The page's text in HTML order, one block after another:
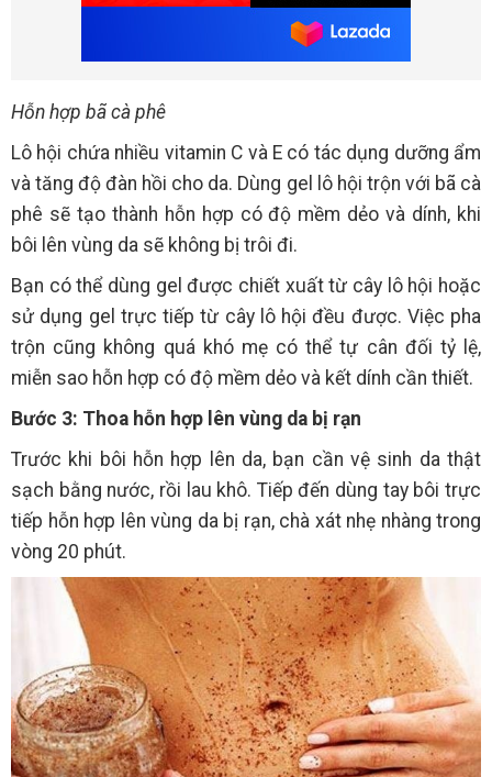
Hỗn hợp bã cà phê
Lô hội chứa nhiều vitamin C và E có tác dụng dưỡng ẩm
và tăng độ đàn hồi cho da. Dùng gel lô hội trộn với bã cà
phê sẽ tạo thành hỗn hợp có độ mềm dẻo và dính, khi
bôi lên vùng da sẽ không bị trôi đi.
Bạn có thể dùng gel được chiết xuất từ cây lô hội hoặc
sử dụng gel trực tiếp từ cây lô hội đều được. Việc pha
trộn cũng không quá khó mẹ có thể tự cân đối tỷ lệ,
miễn sao hỗn hợp có độ mềm dẻo và kết dính cần thiết.
Bước 3: Thoa hỗn hợp lên vùng da bị rạn
Trước khi bôi hỗn hợp lên da, bạn cần vệ sinh da thật
sạch bằng nước, rồi lau khô. Tiếp đến dùng tay bôi trực
tiếp hỗn hợp lên vùng da bị rạn, chà xát nhẹ nhàng trong
vòng 20 phút.